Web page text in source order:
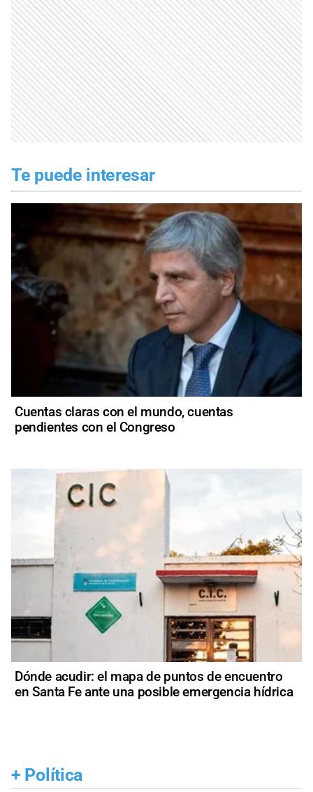
Te puede interesar
Cuentas claras con el mundo, cuentas
pendientes con el Congreso
Dónde acudir: el mapa de puntos de encuentro
en Santa Fe ante una posible emergencia hídrica
+ Política